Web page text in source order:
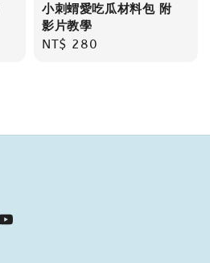
小刺蝟愛吃瓜材料包 附
影片教學
Regular
NT$ 280